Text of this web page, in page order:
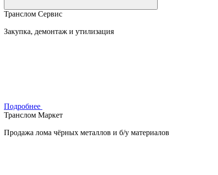
Транслом Сервис
Закупка, демонтаж и утилизация
Подробнее
Транслом Маркет
Продажа лома чёрных металлов и б/у материалов